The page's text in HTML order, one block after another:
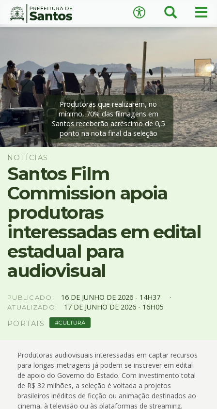
Ir
conteúdo
1
Ir
para
o
menu
2
Ir
para
busca
para
rodapé
Acessibilidade
Busca
Acessibilidade ×
A− A+
↺ Restaurar padrão
Conteúdo
Produtoras que realizarem, no
mínimo, 70% das filmagens em
Santos receberão acréscimo de 0,5
ponto na nota final da seleção
NOTÍCIAS
Santos Film
Commission apoia
produtoras
interessadas em edital
estadual para
audiovisual
PUBLICADO: 16 DE JUNHO DE 2026 - 14H37
ATUALIZADO: 17 DE JUNHO DE 2026 - 16H05
PORTAIS CULTURA
Produtoras audiovisuais interessadas em captar recursos
para longas-metragens já podem se inscrever em edital
de apoio do Governo do Estado. Com investimento total
de R$ 32 milhões, a seleção é voltada a projetos
brasileiros inéditos de ficção ou animação destinados ao
cinema, à televisão ou às plataformas de streaming.